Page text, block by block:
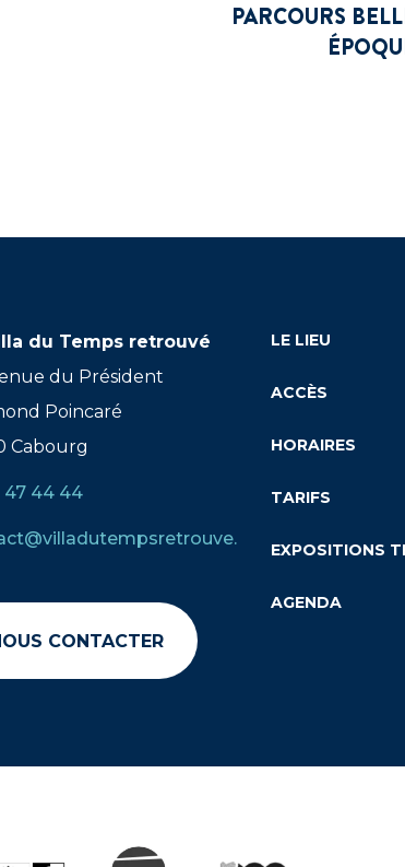
PARCOURS
du Temps retrouvé
du Président
Poincaré
Cabourg
47 44 44
CONTACTER
LE LIEU
ACCÈS
HORAIRES
TARIFS
EXPOSITIONS
AGENDA